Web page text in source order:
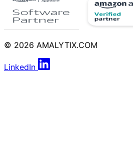
© 2026 AMALYTIX.COM
LinkedIn